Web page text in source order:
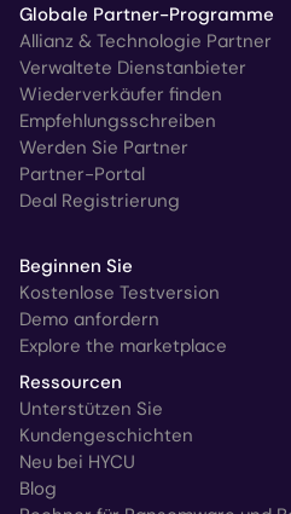
Globale Partner-Programme
Allianz & Technologie Partner
Verwaltete Dienstanbieter
Wiederverkäufer finden
Empfehlungsschreiben
Werden Sie Partner
Partner-Portal
Deal Registrierung
Beginnen Sie
Kostenlose Testversion
Demo anfordern
Explore the marketplace
Ressourcen
Unterstützen Sie
Kundengeschichten
Neu bei HYCU
Blog